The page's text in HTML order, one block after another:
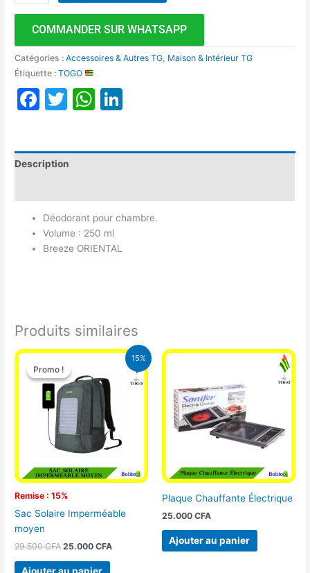
COMMANDER SUR WHATSAPP
Catégories :Accessoires & Autres TG Maison & Intérieur TG
Étiquette :TOGO
Facebook
TwitterWhatsApp
Description
Déodorant pour chambre.
Volume : 250 ml
Breeze ORIENTAL
Produits similaires
15%
Promo !
Remise : 15%
Promo !
Sac Solaire Imperméable
moyen
29.500CFA
Le
prix
initial
était :
29.500 CFA.
25.000CFA
Le
prix
actuel
Plaque Chauffante Électrique
25.000 CFA
Ajouter au panier